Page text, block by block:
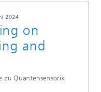
2024
on
and
zu Quantensensorik